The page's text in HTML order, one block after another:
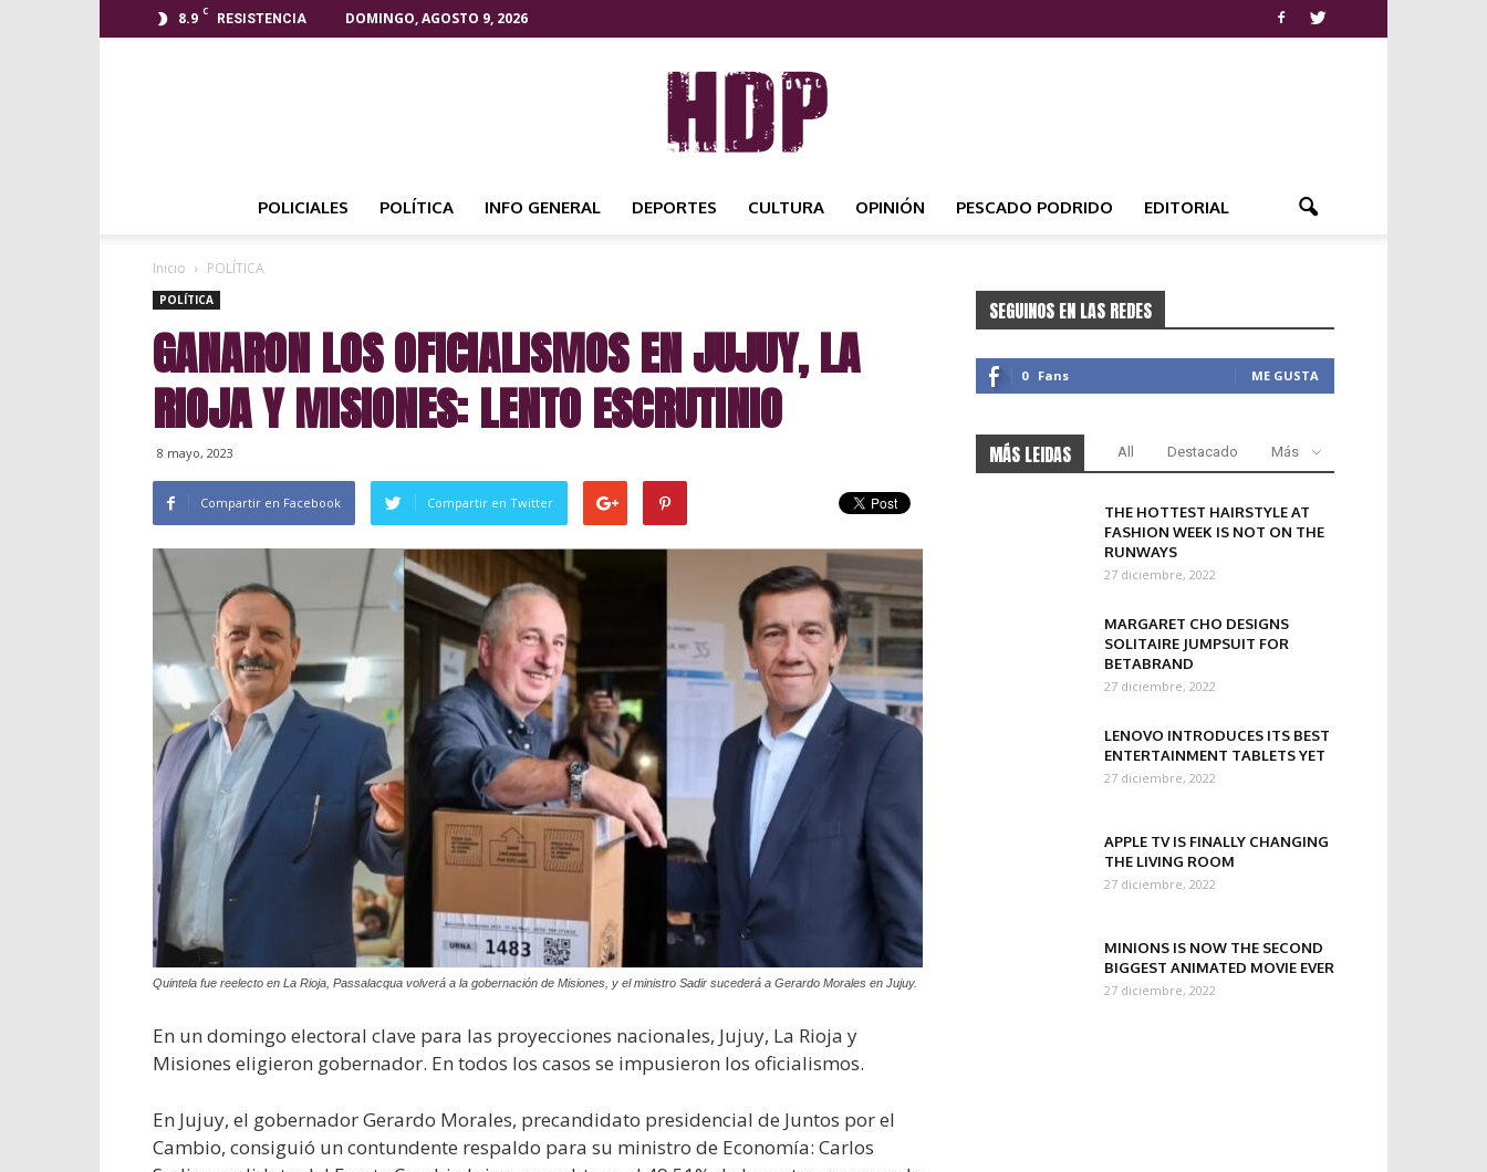
8.9 C
RESISTENCIA DOMINGO, AGOSTO 9, 2026
NOTICIAS
POLICIALES POLÍTICA INFO GENERAL DEPORTES CULTURA OPINIÓN PESCADO PODRIDO EDITORIAL
Inicio POLÍTICA
POLÍTICA
GANARON LOS OFICIALISMOS EN JUJUY, LA
RIOJA Y MISIONES: LENTO ESCRUTINIO
8 mayo, 2023
Compartir en Facebook Compartir en Twitter
Quintela fue reelecto en La Rioja, Passalacqua volverá a la gobernación de Misiones, y el ministro Sadir sucederá a Gerardo Morales en Jujuy.
En un domingo electoral clave para las proyecciones nacionales, Jujuy, La Rioja y
Misiones eligieron gobernador. En todos los casos se impusieron los oficialismos.
En Jujuy, el gobernador Gerardo Morales, precandidato presidencial de Juntos por el
Cambio, consiguió un contundente respaldo para su ministro de Economía: Carlos
SEGUINOS EN LAS REDES
0 Fans ME GUSTA
MÁS LEIDAS All Destacado Más
THE HOTTEST HAIRSTYLE AT
FASHION WEEK IS NOT ON THE
RUNWAYS
27 diciembre, 2022
MARGARET CHO DESIGNS
SOLITAIRE JUMPSUIT FOR
BETABRAND
27 diciembre, 2022
LENOVO INTRODUCES ITS BEST
ENTERTAINMENT TABLETS YET
27 diciembre, 2022
APPLE TV IS FINALLY CHANGING
THE LIVING ROOM
27 diciembre, 2022
MINIONS IS NOW THE SECOND
BIGGEST ANIMATED MOVIE EVER
27 diciembre, 2022